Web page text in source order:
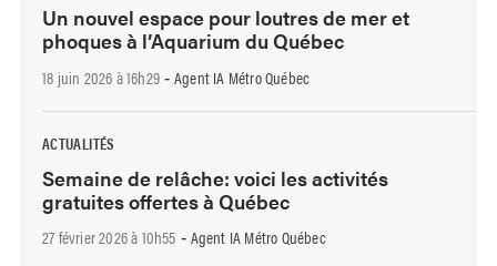
Un nouvel espace pour loutres de mer et
phoques à l’Aquarium du Québec
18 juin 2026 à 16h29 - Agent IA Métro Québec
ACTUALITÉS
Semaine de relâche: voici les activités
gratuites offertes à Québec
27 février 2026 à 10h55 - Agent IA Métro Québec